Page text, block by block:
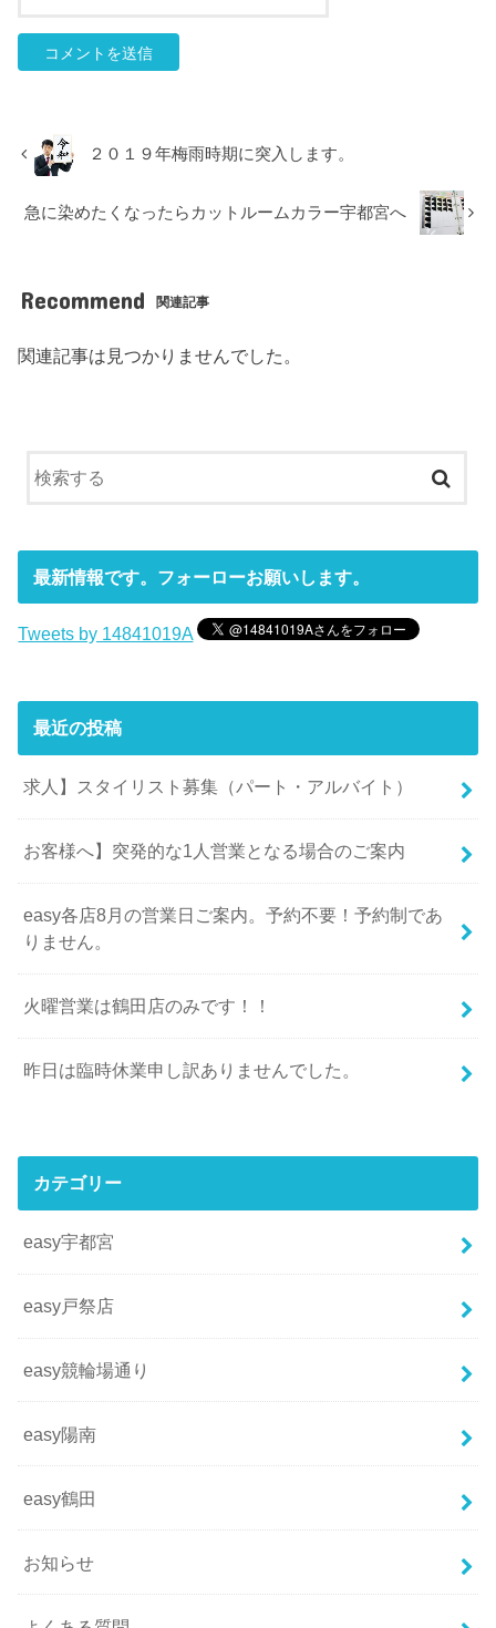
２０１９年梅雨時期に突入します。
急に染めたくなったらカットルームカラー宇都宮へ
Recommend 関連記事
関連記事は見つかりませんでした。
最新情報です。フォーローお願いします。
Tweets by 14841019A
最近の投稿
求人】スタイリスト募集（パート・アルバイト）
お客様へ】突発的な1人営業となる場合のご案内
easy各店8月の営業日ご案内。予約不要！予約制であ
りません。
火曜営業は鶴田店のみです！！
昨日は臨時休業申し訳ありませんでした。
カテゴリー
easy宇都宮
easy戸祭店
easy競輪場通り
easy陽南
easy鶴田
お知らせ